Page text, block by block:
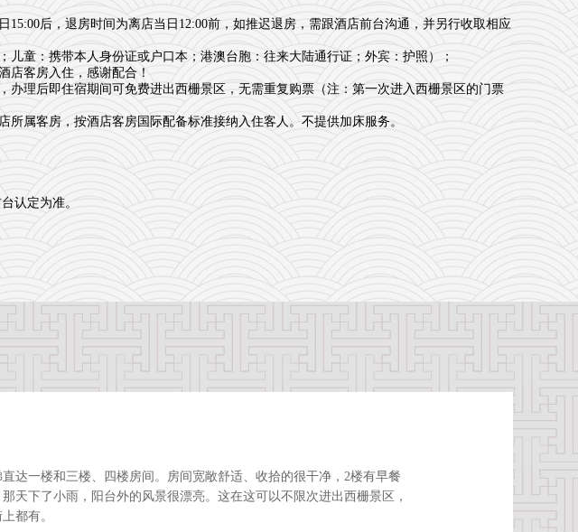
后，退房时间为离店当日12:00前，如推迟退房，需跟酒店前台沟通，并另行收取相应
童：携带本人身份证或户口本；港澳台胞：往来大陆通行证；外宾：护照）；
店客房入住，感谢配合！
理后即住宿期间可免费进出西栅景区，无需重复购票（注：第一次进入西栅景区的门票
属客房，按酒店客房国际配备标准接纳入住客人。不提供加床服务。
认定为准。
达一楼和三楼、四楼房间。房间宽敞舒适、收拾的很干净，2楼有早餐
天下了小雨，阳台外的风景很漂亮。这在这可以不限次进出西栅景区，
都有。